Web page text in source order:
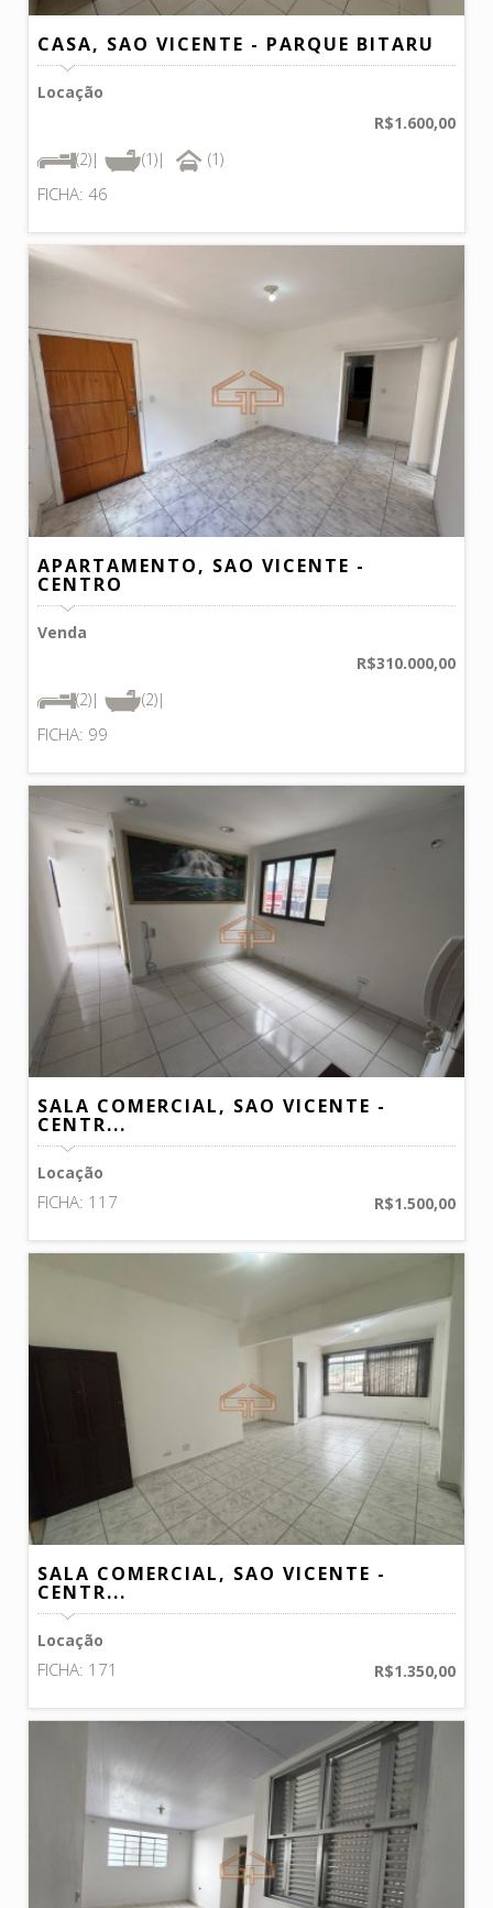
CASA, SAO VICENTE - PARQUE BITARU
Locação
R$1.600,00
(2)|
(1)| (1)
FICHA: 46
APARTAMENTO, SAO VICENTE -
CENTRO
Venda
R$310.000,00
(2)|
(2)|
FICHA: 99
SALA COMERCIAL, SAO VICENTE -
CENTR...
Locação
R$1.500,00
FICHA: 117
SALA COMERCIAL, SAO VICENTE -
CENTR...
Locação
R$1.350,00
FICHA: 171